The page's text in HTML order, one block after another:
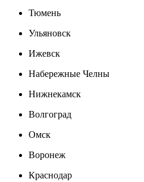
Тюмень
Ульяновск
Ижевск
Набережные Челны
Нижнекамск
Волгоград
Омск
Воронеж
Краснодар